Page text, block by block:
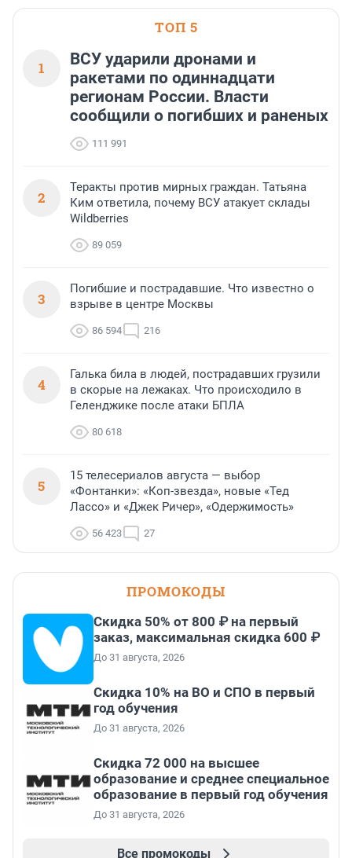
ТОП 5
1
ВСУ ударили дронами и
ракетами по одиннадцати
регионам России. Власти
сообщили о погибших и раненых
111 991
2
Теракты против мирных граждан. Татьяна
Ким ответила, почему ВСУ атакует склады
Wildberries
89 059
3
Погибшие и пострадавшие. Что известно о
взрыве в центре Москвы
86 594 216
4
Галька била в людей, пострадавших грузили
в скорые на лежаках. Что происходило в
Геленджике после атаки БПЛА
80 618
5
15 телесериалов августа — выбор
«Фонтанки»: «Коп-звезда», новые «Тед
Лассо» и «Джек Ричер», «Одержимость»
56 423 27
ПРОМОКОДЫ
Скидка 50% от 800 ₽ на первый
заказ, максимальная скидка 600 ₽
До 31 августа, 2026
Скидка 10% на ВО и СПО в первый
год обучения
До 31 августа, 2026
Скидка 72 000 на высшее
образование и среднее специальное
образование в первый год обучения
До 31 августа, 2026
Все промокоды